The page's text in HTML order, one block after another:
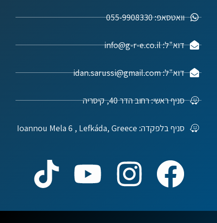
וואטסאפ: 055-9908330
דוא"ל: info@g-r-e.co.il
דוא"ל: idan.sarussi@gmail.com
סניף ראשי: רחוב הדר 40, קיסריה
סניף בלפקדה: Ioannou Mela 6 , Lefkáda, Greece